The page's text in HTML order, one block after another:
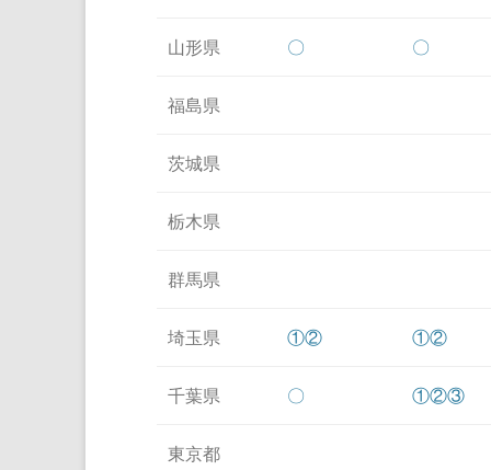
山形県 〇 〇
福島県
茨城県
栃木県
群馬県
埼玉県 ①② ①②
千葉県 〇 ①②③
東京都